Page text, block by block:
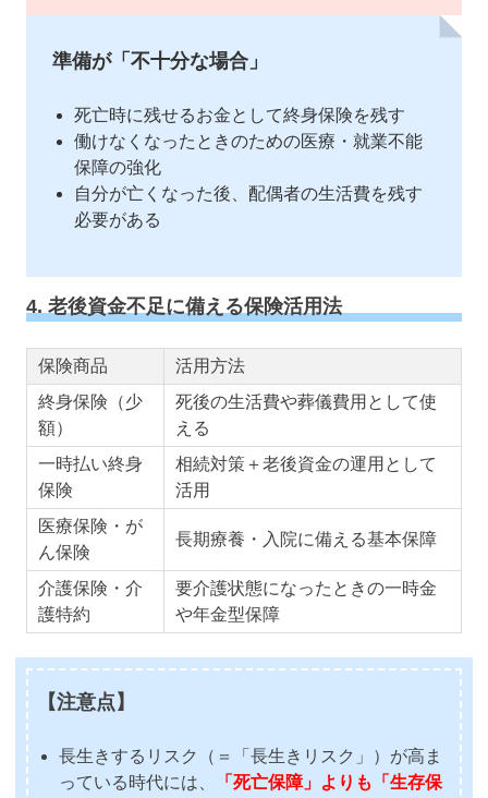
準備が「不十分な場合」
死亡時に残せるお金として終身保険を残す
働けなくなったときのための医療・就業不能
保障の強化
自分が亡くなった後、配偶者の生活費を残す
必要がある
4. 老後資金不足に備える保険活用法
保険商品
活用方法
終身保険（少
額）
死後の生活費や葬儀費用として使
える
一時払い終身
保険
相続対策＋老後資金の運用として
活用
医療保険・が
ん保険
長期療養・入院に備える基本保障
介護保険・介
護特約
要介護状態になったときの一時金
や年金型保障
【注意点】
長生きするリスク（＝「長生きリスク」）が高ま
っている時代には、
「死亡保障」よりも「生存保